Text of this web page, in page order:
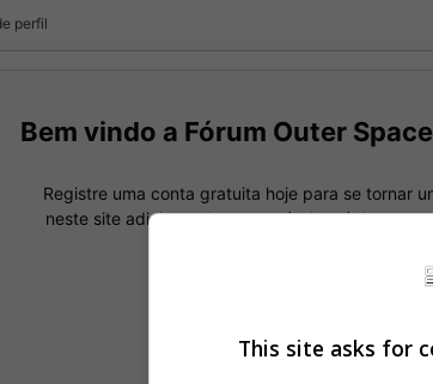
perfil
Fórum Outer
Registre uma conta gratuita hoje para se tornar
neste site adicionando seus próprios tópicos e
This site asks for